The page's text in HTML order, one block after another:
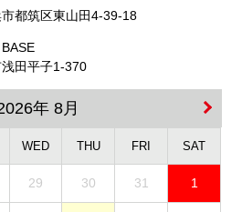
都筑区東山田4-39-18
田平子1-370
年 8月
WED THU FRI SAT
29 30 31 1